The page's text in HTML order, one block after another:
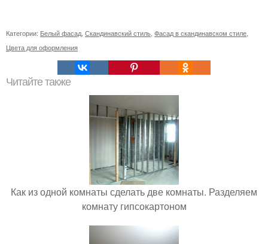
Категории: Белый фасад Скандинавский стиль Фасад в скандинавском стиле
Цвета для оформления
Читайте также
Как из одной комнаты сделать две комнаты. Разделяем
комнату гипсокартоном